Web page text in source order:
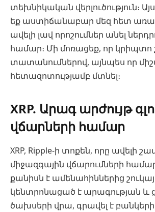
տեխնիկական վերլուծություն։
եք աստիճանաբար մեզ հետ
ավելի լավ որոշումներ անել
համար։ Մի մոռացեք, որ կրիպտո
տատանումներով, այնպես որ
հետազոտությամբ մտնել։
XRP. Արագ արժույթ
վճարների համար
XRP, Ripple-ի տոքեն, որը ավելի
միջազգային վճարումների
քանիսն է ամենահիններից
կենտրոնացած է արագության և
ծախսերի վրա, գրավել է